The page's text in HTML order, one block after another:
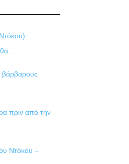
πριν από την
Ντόκου –